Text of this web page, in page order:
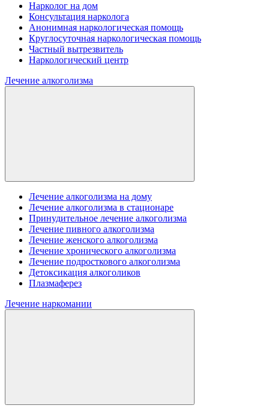
Нарколог на дом
Консультация нарколога
Анонимная наркологическая помощь
Круглосуточная наркологическая помощь
Частный вытрезвитель
Наркологический центр
Лечение алкоголизма
Лечение алкоголизма на дому
Лечение алкоголизма в стационаре
Принудительное лечение алкоголизма
Лечение пивного алкоголизма
Лечение женского алкоголизма
Лечение хронического алкоголизма
Лечение подросткового алкоголизма
Детоксикация алкоголиков
Плазмаферез
Лечение наркомании